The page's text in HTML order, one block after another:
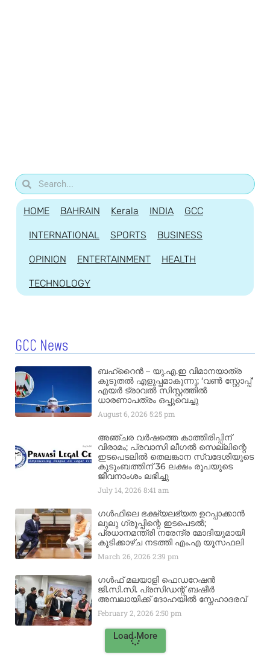
HOME BAHRAIN Kerala INDIA GCC
INTERNATIONAL SPORTS BUSINESS
OPINION ENTERTAINMENT HEALTH
TECHNOLOGY
GCC News
ബഹ്‌റൈൻ – യു.എ.ഇ വിമാനയാത്ര
കൂടുതൽ എളുപ്പമാകുന്നു; ‘വൺ സ്റ്റോപ്പ്’
എയർ ട്രാവൽ സിസ്റ്റത്തിൽ
ധാരണാപത്രം ഒപ്പുവെച്ചു
August 6, 20265:25 pm
അഞ്ചര വർഷത്തെ കാത്തിരിപ്പിന്
വിരാമം; പ്രവാസി ലീഗൽ സെല്ലിന്റെ
ഇടപെടലിൽ തെലങ്കാന സ്വദേശിയുടെ
കുടുംബത്തിന് 36 ലക്ഷം രൂപയുടെ
ജീവനാംശം ലഭിച്ചു
July 14, 20268:41 am
ഗൾഫിലെ ഭക്ഷ്യലഭ്യത ഉറപ്പാക്കാൻ
ലുലു ഗ്രൂപ്പിന്റെ ഇടപെടൽ;
പ്രധാനമന്ത്രി നരേന്ദ്ര മോദിയുമായി
കൂടിക്കാഴ്ച നടത്തി എം.എ യൂസഫലി
March 26, 20262:39 pm
ഗൾഫ് മലയാളി ഫെഡറേഷൻ
ജി.സി.സി. പ്രസിഡന്റ് ബഷീർ
അമ്പലായിക്ക് ദോഹയിൽ സ്നേഹാദരവ്
February 2, 20262:50 pm
Load More